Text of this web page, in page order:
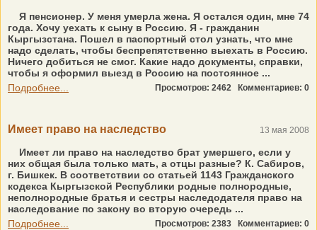
Я пенсионер. У меня умерла жена. Я остался один, мне 74
года. Хочу уехать к сыну в Россию. Я - гражданин
Кыргызстана. Пошел в паспортный стол узнать, что мне
надо сделать, чтобы беспрепятственно выехать в Россию.
Ничего добиться не смог. Какие надо документы, справки,
чтобы я оформил выезд в Россию на постоянное ...
Подробнее...
Просмотров: 2462 Комментариев: 0
Имеет право на наследство 13 мая 2008
Имеет ли право на наследство брат умершего, если у
них общая была только мать, а отцы разные? К. Сабиров,
г. Бишкек. В соответствии со статьей 1143 Гражданского
кодекса Кыргызской Республики родные полнородные,
неполнородные братья и сестры наследодателя право на
наследование по закону во вторую очередь ...
Подробнее...
Просмотров: 2383 Комментариев: 0